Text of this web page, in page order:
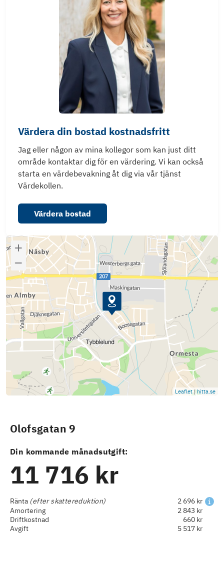
Värdera din bostad kostnadsfritt
Jag eller någon av mina kollegor som kan just ditt
område kontaktar dig för en värdering. Vi kan också
starta en värdebevakning åt dig via vår tjänst
Värdekollen.
Värdera bostad
Leaflet | hitta.se
Olofsgatan 9
Din kommande månadsutgift:
11 716 kr
Ränta (efter skattereduktion)
2 696 kr
Amortering
2 843 kr
Driftkostnad
660 kr
Avgift
5 517 kr